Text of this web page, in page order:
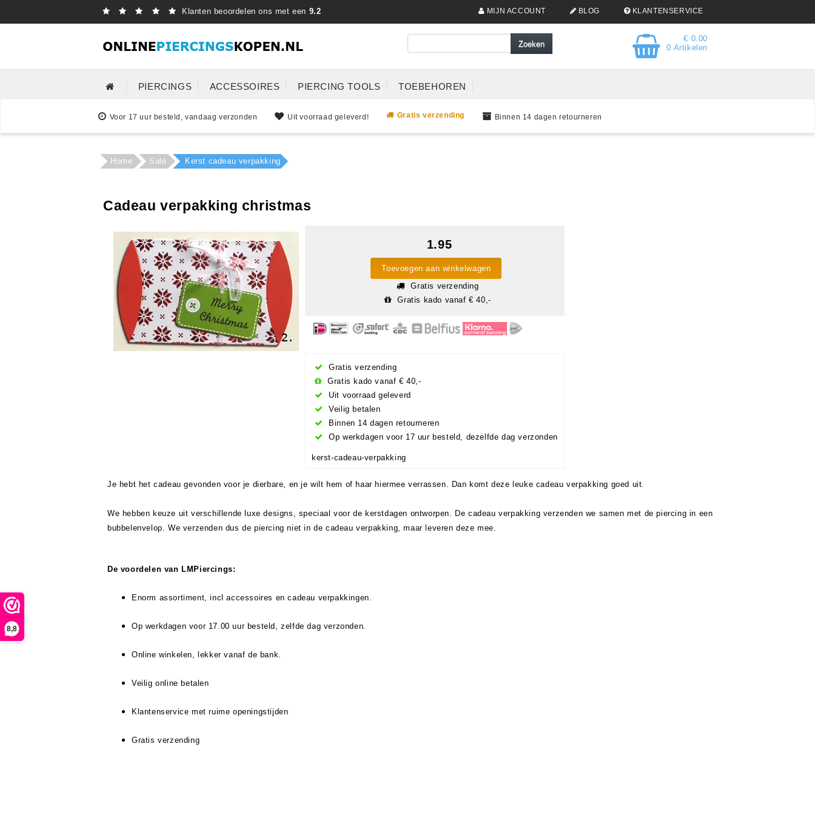
8,8
Klanten beoordelen ons met een 9.2 MIJN ACCOUNT BLOG KLANTENSERVICE
€ 0.00
0 Artikelen
PIERCINGS ACCESSOIRES PIERCING TOOLS TOEBEHOREN
Voor 17 uur besteld, vandaag verzonden Uit voorraad geleverd! Gratis verzending Binnen 14 dagen retourneren
Home Sale Kerst cadeau verpakking
Cadeau verpakking christmas
1.95
Toevoegen aan winkelwagen
Gratis verzending
Gratis kado vanaf € 40,-
Gratis verzending
Gratis kado vanaf € 40,-
Uit voorraad geleverd
Veilig betalen
Binnen 14 dagen retourneren
Op werkdagen voor 17 uur besteld, dezelfde dag verzonden
kerst-cadeau-verpakking
Je hebt het cadeau gevonden voor je dierbare, en je wilt hem of haar hiermee verrassen. Dan komt deze leuke cadeau verpakking goed uit.
We hebben keuze uit verschillende luxe designs, speciaal voor de kerstdagen ontworpen. De cadeau verpakking verzenden we samen met de piercing in een
bubbelenvelop. We verzenden dus de piercing niet in de cadeau verpakking, maar leveren deze mee.
De voordelen van LMPiercings:
Enorm assortiment, incl accessoires en cadeau verpakkingen.
Op werkdagen voor 17.00 uur besteld, zelfde dag verzonden.
Online winkelen, lekker vanaf de bank.
Veilig online betalen
Klantenservice met ruime openingstijden
Gratis verzending